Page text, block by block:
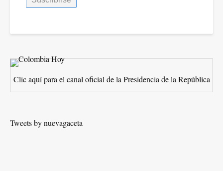
Clic aquí para el canal oficial de la Presidencia de la República
Tweets by nuevagaceta